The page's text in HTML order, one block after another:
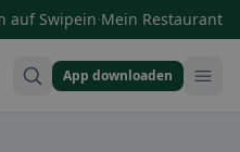
auf Swipein·Mein Restaurant
App downloaden